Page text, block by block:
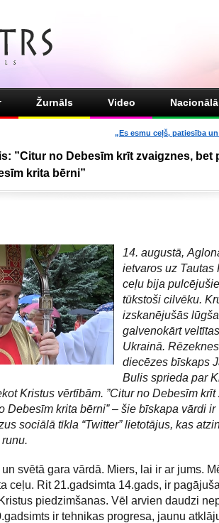
Žurnāls Video
„Es esmu ceļš, patiesība
”Citur no Debesīm krīt zvaigznes, bet
krita bērni”
14. augustā,
ietvaros uz Tautas
ceļu bija
tūkstoši cilvēku.
izskanējušās
galvenokārt
Ukrainā.
diecēzes bīskaps
Bulis sprieda par
Kristus vērtībām. ”Citur no Debesīm
Debesīm krita bērni” – šie bīskapa vārdi ir
sociālā tīkla “Twitter” lietotājus, kas
svētā gara vārdā. Miers, lai ir ar jums.
ceļu. Rit 21.gadsimta 14.gads, ir
piedzimšanas. Vēl arvien daudzi
ir tehnikas progresa, jaunu